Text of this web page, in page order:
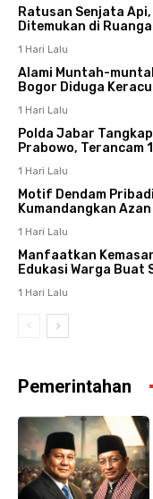
Ratusan Senjata
Ditemukan di
1 Hari Lalu
Alami Muntah-
Bogor Diduga
1 Hari Lalu
Polda Jabar
Prabowo, Terancam
1 Hari Lalu
Motif Dendam
Kumandangkan Azan
1 Hari Lalu
Manfaatkan
Edukasi Warga Buat
1 Hari Lalu
Pemerintahan